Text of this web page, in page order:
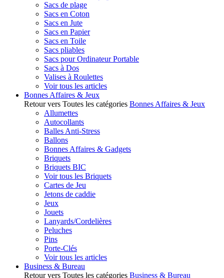
Sacs de plage
Sacs en Coton
Sacs en Jute
Sacs en Papier
Sacs en Toile
Sacs pliables
Sacs pour Ordinateur Portable
Sacs à Dos
Valises à Roulettes
Voir tous les articles
Bonnes Affaires & Jeux
Retour vers Toutes les catégories Bonnes Affaires & Jeux
Allumettes
Autocollants
Balles Anti-Stress
Ballons
Bonnes Affaires & Gadgets
Briquets
Briquets BIC
Voir tous les Briquets
Cartes de Jeu
Jetons de caddie
Jeux
Jouets
Lanyards/Cordelières
Peluches
Pins
Porte-Clés
Voir tous les articles
Business & Bureau
Retour vers Toutes les catégories Business & Bureau